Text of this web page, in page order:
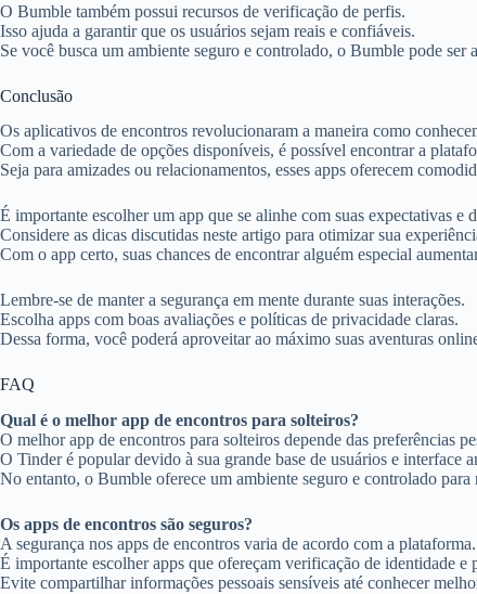
O Bumble também possui recursos de verificação de perfis.
Isso ajuda a garantir que os usuários sejam reais e confiáveis.
Se você busca um ambiente seguro e controlado, o Bumble pode ser
Conclusão
Os aplicativos de encontros revolucionaram a maneira como
Com a variedade de opções disponíveis, é possível encontrar a
Seja para amizades ou relacionamentos, esses apps oferecem
É importante escolher um app que se alinhe com suas expectativas e
Considere as dicas discutidas neste artigo para otimizar sua
Com o app certo, suas chances de encontrar alguém especial
Lembre-se de manter a segurança em mente durante suas interações.
Escolha apps com boas avaliações e políticas de privacidade claras.
Dessa forma, você poderá aproveitar ao máximo suas aventuras
FAQ
Qual é o melhor app de encontros para solteiros?
O melhor app de encontros para solteiros depende das preferências
O Tinder é popular devido à sua grande base de usuários e interface
No entanto, o Bumble oferece um ambiente seguro e controlado
Os apps de encontros são seguros?
A segurança nos apps de encontros varia de acordo com a plataforma.
É importante escolher apps que ofereçam verificação de identidade e
Evite compartilhar informações pessoais sensíveis até conhecer